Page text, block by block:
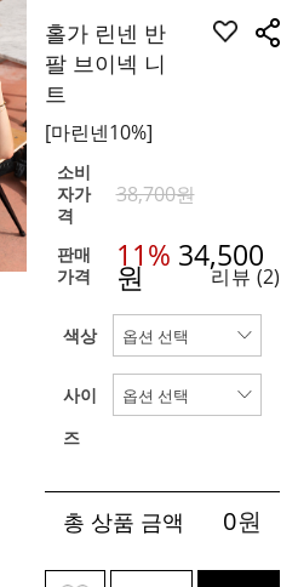
홀가 린넨 반
팔 브이넥 니
트
[마린넨10%]
소비
자가
격
38,700원
판매
가격
11% 34,500
원 리뷰 (2)
색상
사이
즈
총 상품 금액 0원